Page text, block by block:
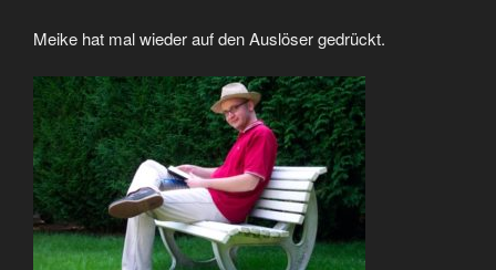
Meike hat mal wieder auf den Auslöser gedrückt.